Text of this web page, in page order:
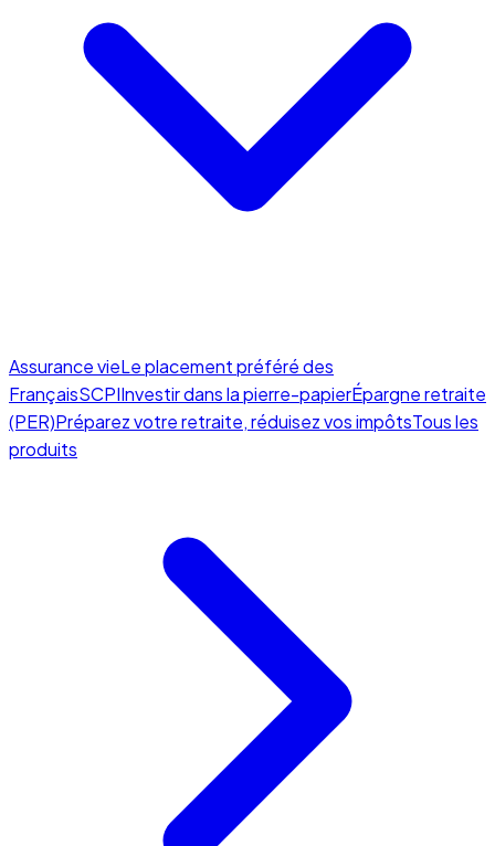
Assurance vieLe placement préféré des
FrançaisSCPIInvestir dans la pierre-papierÉpargne retraite
(PER)Préparez votre retraite, réduisez vos impôtsTous les
produits